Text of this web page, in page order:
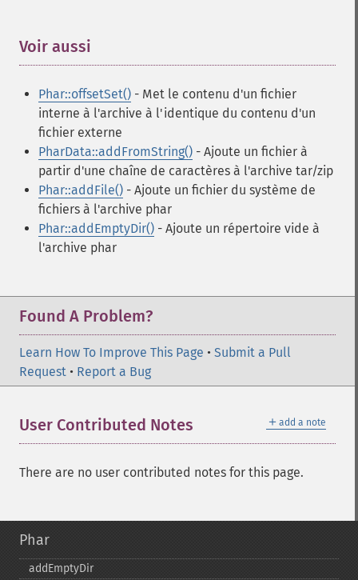
Voir aussi
Phar::offsetSet() - Met le contenu d'un fichier
interne à l'archive à l'identique du contenu d'un
fichier externe
PharData::addFromString() - Ajoute un fichier à
partir d'une chaîne de caractères à l'archive tar/zip
Phar::addFile() - Ajoute un fichier du système de
fichiers à l'archive phar
Phar::addEmptyDir() - Ajoute un répertoire vide à
l'archive phar
Found A Problem?
Learn How To Improve This Page • Submit a Pull
Request • Report a Bug
＋ add a note
User Contributed Notes
There are no user contributed notes for this page.
Phar
addEmptyDir